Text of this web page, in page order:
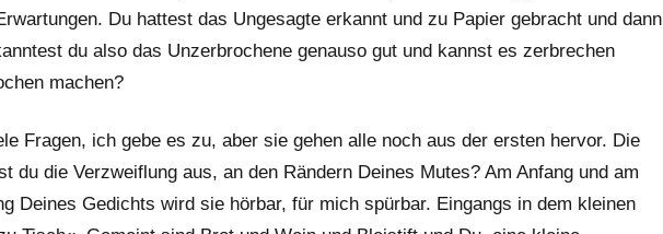
Du hattest das Ungesagte erkannt und zu Papier gebracht und dann
du also das Unzerbrochene genauso gut und kannst es zerbrechen
machen?
Fragen, ich gebe es zu, aber sie gehen alle noch aus der ersten hervor. Die
du die Verzweiflung aus, an den Rändern Deines Mutes? Am Anfang und am
Deines Gedichts wird sie hörbar, für mich spürbar. Eingangs in dem kleinen